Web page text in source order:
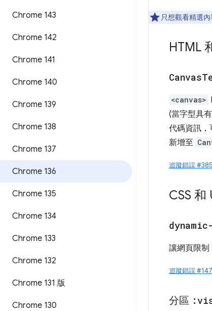
Chrome 143
Chrome 142
Chrome 141
Chrome 140
Chrome 139
Chrome 138
Chrome 137
Chrome 136
Chrome 135
Chrome 134
Chrome 133
Chrome 132
Chrome 131 版
Chrome 130
只想觀看精選
HTML
Canvas
<canvas>
(當字型具
代碼資訊，
新增至
追蹤錯誤
CSS 和
讓網頁限制
追蹤錯誤
分區